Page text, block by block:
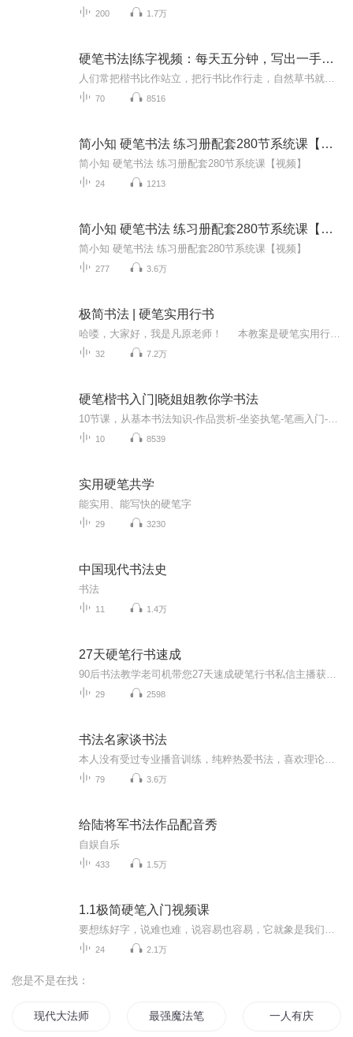
200 1.7万
硬笔书法|练字视频：每天五分钟，写出一手好字
70 8516
简小知 硬笔书法 练习册配套280节系统课【视频】
简小知 硬笔书法 练习册配套280节系统课【视频】
24 1213
简小知 硬笔书法 练习册配套280节系统课【视频】
简小知 硬笔书法 练习册配套280节系统课【视频】
277 3.6万
极简书法 | 硬笔实用行书
32 7.2万
硬笔楷书入门|晓姐姐教你学书法
10 8539
实用硬笔共学
能实用、能写快的硬笔字
29 3230
中国现代书法史
书法
11 1.4万
27天硬笔行书速成
29 2598
书法名家谈书法
79 3.6万
给陆将军书法作品配音秀
自娱自乐
433 1.5万
1.1极简硬笔入门视频课
24 2.1万
您是不是在找：
现代大法师 最强魔法笔记 一人有庆